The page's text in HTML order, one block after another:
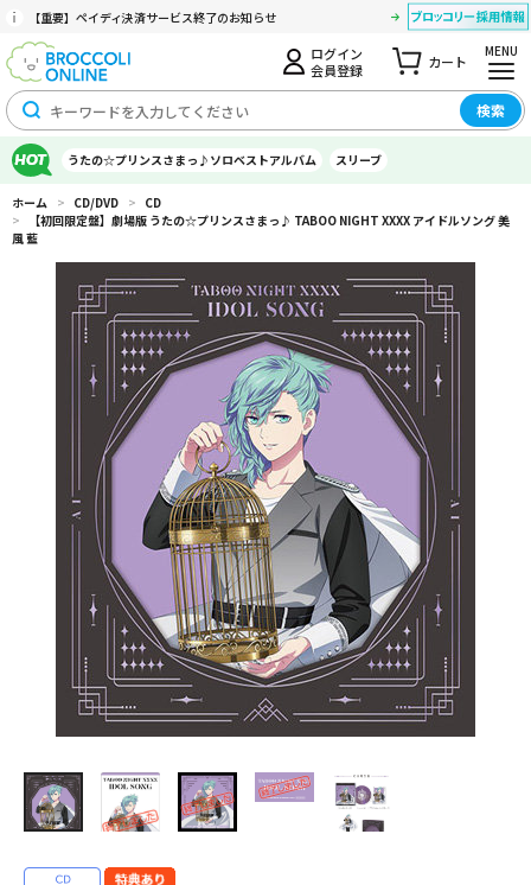
【重要】ペイディ決済サービス終了のお知らせ
ログイン
会員登録
カート
MENU
検索
うたの☆プリンスさまっ♪ソロベストアルバム スリーブ
ホーム > CD/DVD > CD
>
【初回限定盤】劇場版 うたの☆プリンスさまっ♪ TABOO NIGHT XXXX アイドルソング 美
風 藍